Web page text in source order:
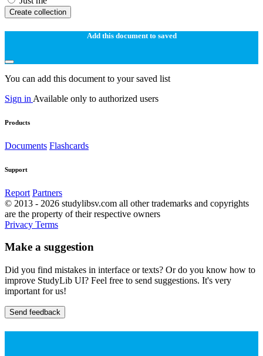
Create collection
Add this document to saved
You can add this document to your saved list
Sign in Available only to authorized users
Products
Documents Flashcards
Support
Report Partners
© 2013 - 2026 studylibsv.com all other trademarks and copyrights
are the property of their respective owners
Privacy Terms
Make a suggestion
Did you find mistakes in interface or texts? Or do you know how to
improve StudyLib UI? Feel free to send suggestions. It's very
important for us!
Send feedback